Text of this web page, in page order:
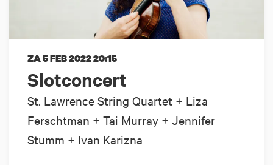
Slotconcert
St. Lawrence String Quartet + Liza
Ferschtman + Tai Murray + Jennifer
Stumm + Ivan Karizna
ZA 5 FEB 202220:15